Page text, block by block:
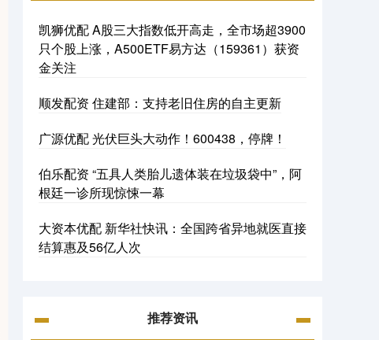
凯狮优配 A股三大指数低开高走，全市场超3900
只个股上涨，A500ETF易方达（159361）获资
金关注
顺发配资 住建部：支持老旧住房的自主更新
广源优配 光伏巨头大动作！600438，停牌！
伯乐配资 “五具人类胎儿遗体装在垃圾袋中”，阿
根廷一诊所现惊悚一幕
大资本优配 新华社快讯：全国跨省异地就医直接
结算惠及56亿人次
推荐资讯